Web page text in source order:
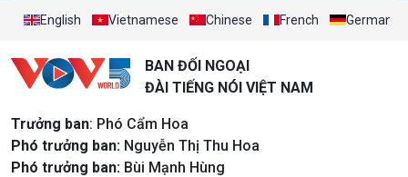
English Vietnamese Chinese French German
BAN ĐỐI NGOẠI
ĐÀI TIẾNG NÓI VIỆT NAM
Trưởng ban: Phó Cẩm Hoa
Phó trưởng ban: Nguyễn Thị Thu Hoa
Phó trưởng ban: Bùi Mạnh Hùng